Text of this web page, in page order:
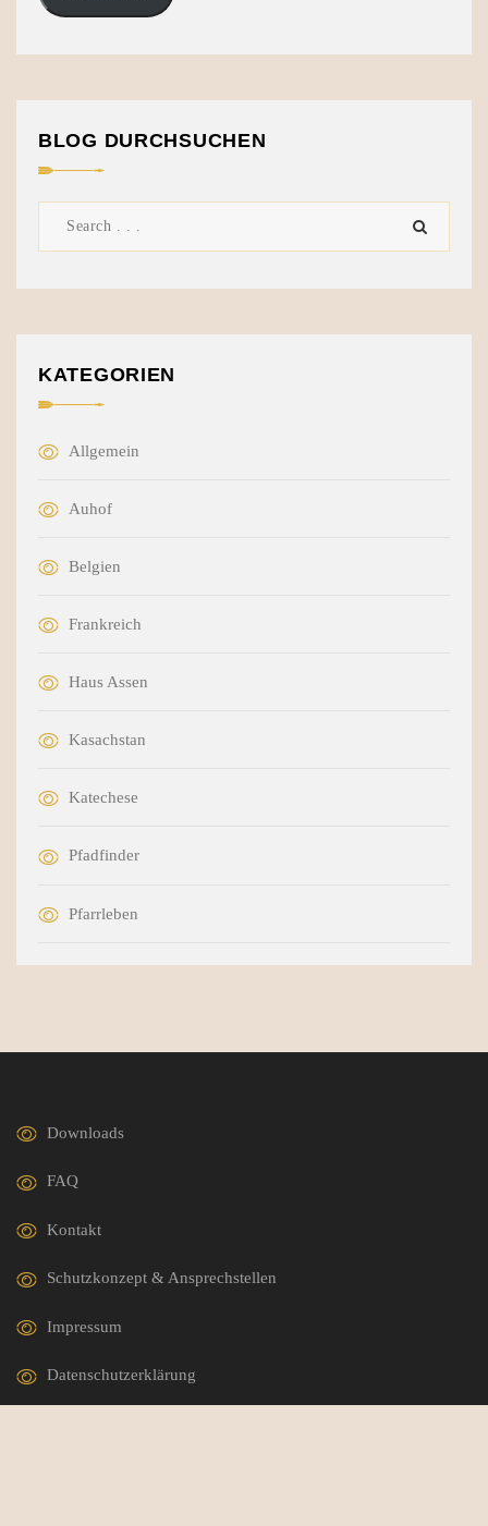
BLOG DURCHSUCHEN
KATEGORIEN
Allgemein
Auhof
Belgien
Frankreich
Haus Assen
Kasachstan
Katechese
Pfadfinder
Pfarrleben
Downloads
FAQ
Kontakt
Schutzkonzept & Ansprechstellen
Impressum
Datenschutzerklärung